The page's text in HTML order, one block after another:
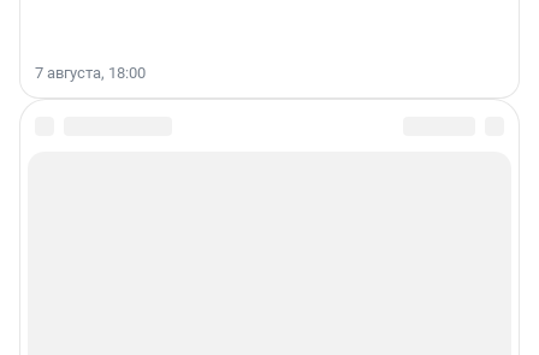
7 августа, 18:00